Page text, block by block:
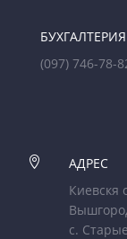
БУХГАЛТЕРИЯ
(097) 746-78-

АДРЕС
Киевскя
с.